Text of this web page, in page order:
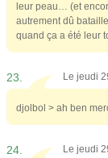
leur peau… (et
autrement dû
quand ça a été leur
23. Le jeudi
djolbol > ah ben
24. Le jeudi